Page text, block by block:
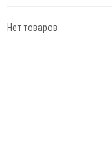
Нет товаров